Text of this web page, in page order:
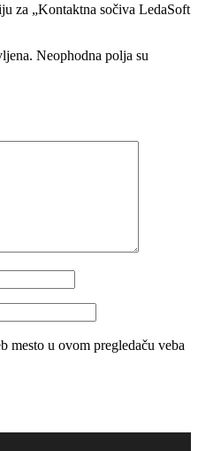
za „Kontaktna sočiva LedaSoft
Neophodna polja su
mesto u ovom pregledaču veba